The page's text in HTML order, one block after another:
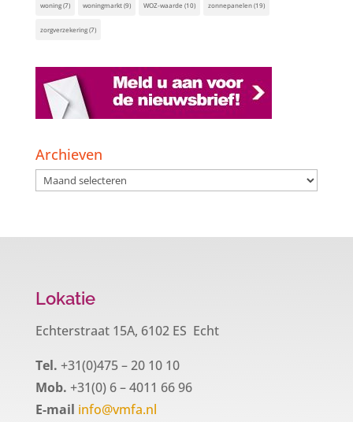
woning(7) woningmarkt(9) WOZ-waarde (10) zonnepanelen(19)
zorgverzekering(7)
Archieven
Archieven
Lokatie
Echterstraat 15A, 6102 ES Echt
Tel. +31(0)475 – 20 10 10
Mob. +31(0) 6 – 4011 66 96
E-mail info@vmfa.nl